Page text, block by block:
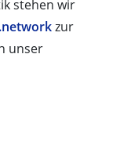
stehen wir
zur
unser